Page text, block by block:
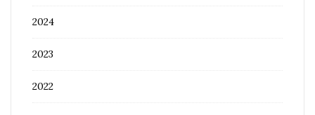
2024
2023
2022